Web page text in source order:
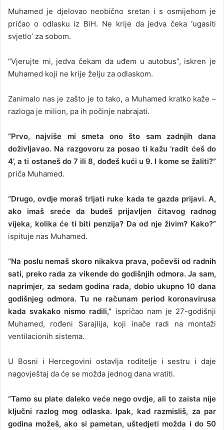
Muhamed je djelovao neobično sretan i s osmijehom je
pričao o odlasku iz BiH. Ne krije da jedva čeka ‘ugasiti
svjetlo’ za sobom.
“Vjerujte mi, jedva čekam da uđem u autobus”, iskren je
Muhamed koji ne krije želju za odlaskom.
Zanimalo nas je zašto je to tako, a Muhamed kratko kaže –
razloga je milion, pa ih počinje nabrajati.
“Prvo, najviše mi smeta ono što sam zadnjih dana
doživljavao. Na razgovoru za posao ti kažu ‘radit ćeš do
4’, a ti ostaneš do 7 ili 8, dođeš kući u 9. I kome se žaliti?”
priča Muhamed.
“Drugo, ovdje moraš trljati ruke kada te gazda prijavi. A,
ako imaš sreće da budeš prijavljen čitavog radnog
vijeka, kolika će ti biti penzija? Da od nje živim? Kako?”
ispituje nas Muhamed.
“Na poslu nemaš skoro nikakva prava, počevši od radnih
sati, preko rada za vikende do godišnjih odmora. Ja sam,
naprimjer, za sedam godina rada, dobio ukupno 10 dana
godišnjeg odmora. Tu ne računam period koronavirusa
kada svakako nismo radili,” ispričao nam je 27-godišnji
Muhamed, rođeni Sarajlija, koji inače radi na montaži
ventilacionih sistema.
U Bosni i Hercegovini ostavlja roditelje i sestru i daje
nagovještaj da će se možda jednog dana vratiti.
“Tamo su plate daleko veće nego ovdje, ali to zaista nije
ključni razlog mog odlaska. Ipak, kad razmisliš, za par
godina možeš, ako si pametan, uštedjeti možda i do 50